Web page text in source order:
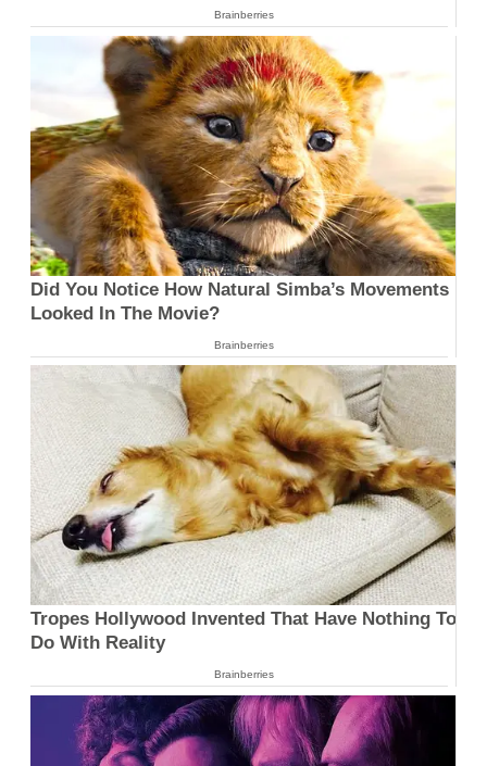
Brainberries
Did You Notice How Natural Simba’s Movements
Looked In The Movie?
Brainberries
Tropes Hollywood Invented That Have Nothing To
Do With Reality
Brainberries